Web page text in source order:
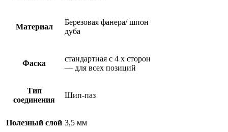
Материал
Березовая фанера/ шпон
дуба
Фаска
стандартная с 4 х сторон
— для всех позиций
Тип
соединения
Шип-паз
Полезный слой 3,5 мм